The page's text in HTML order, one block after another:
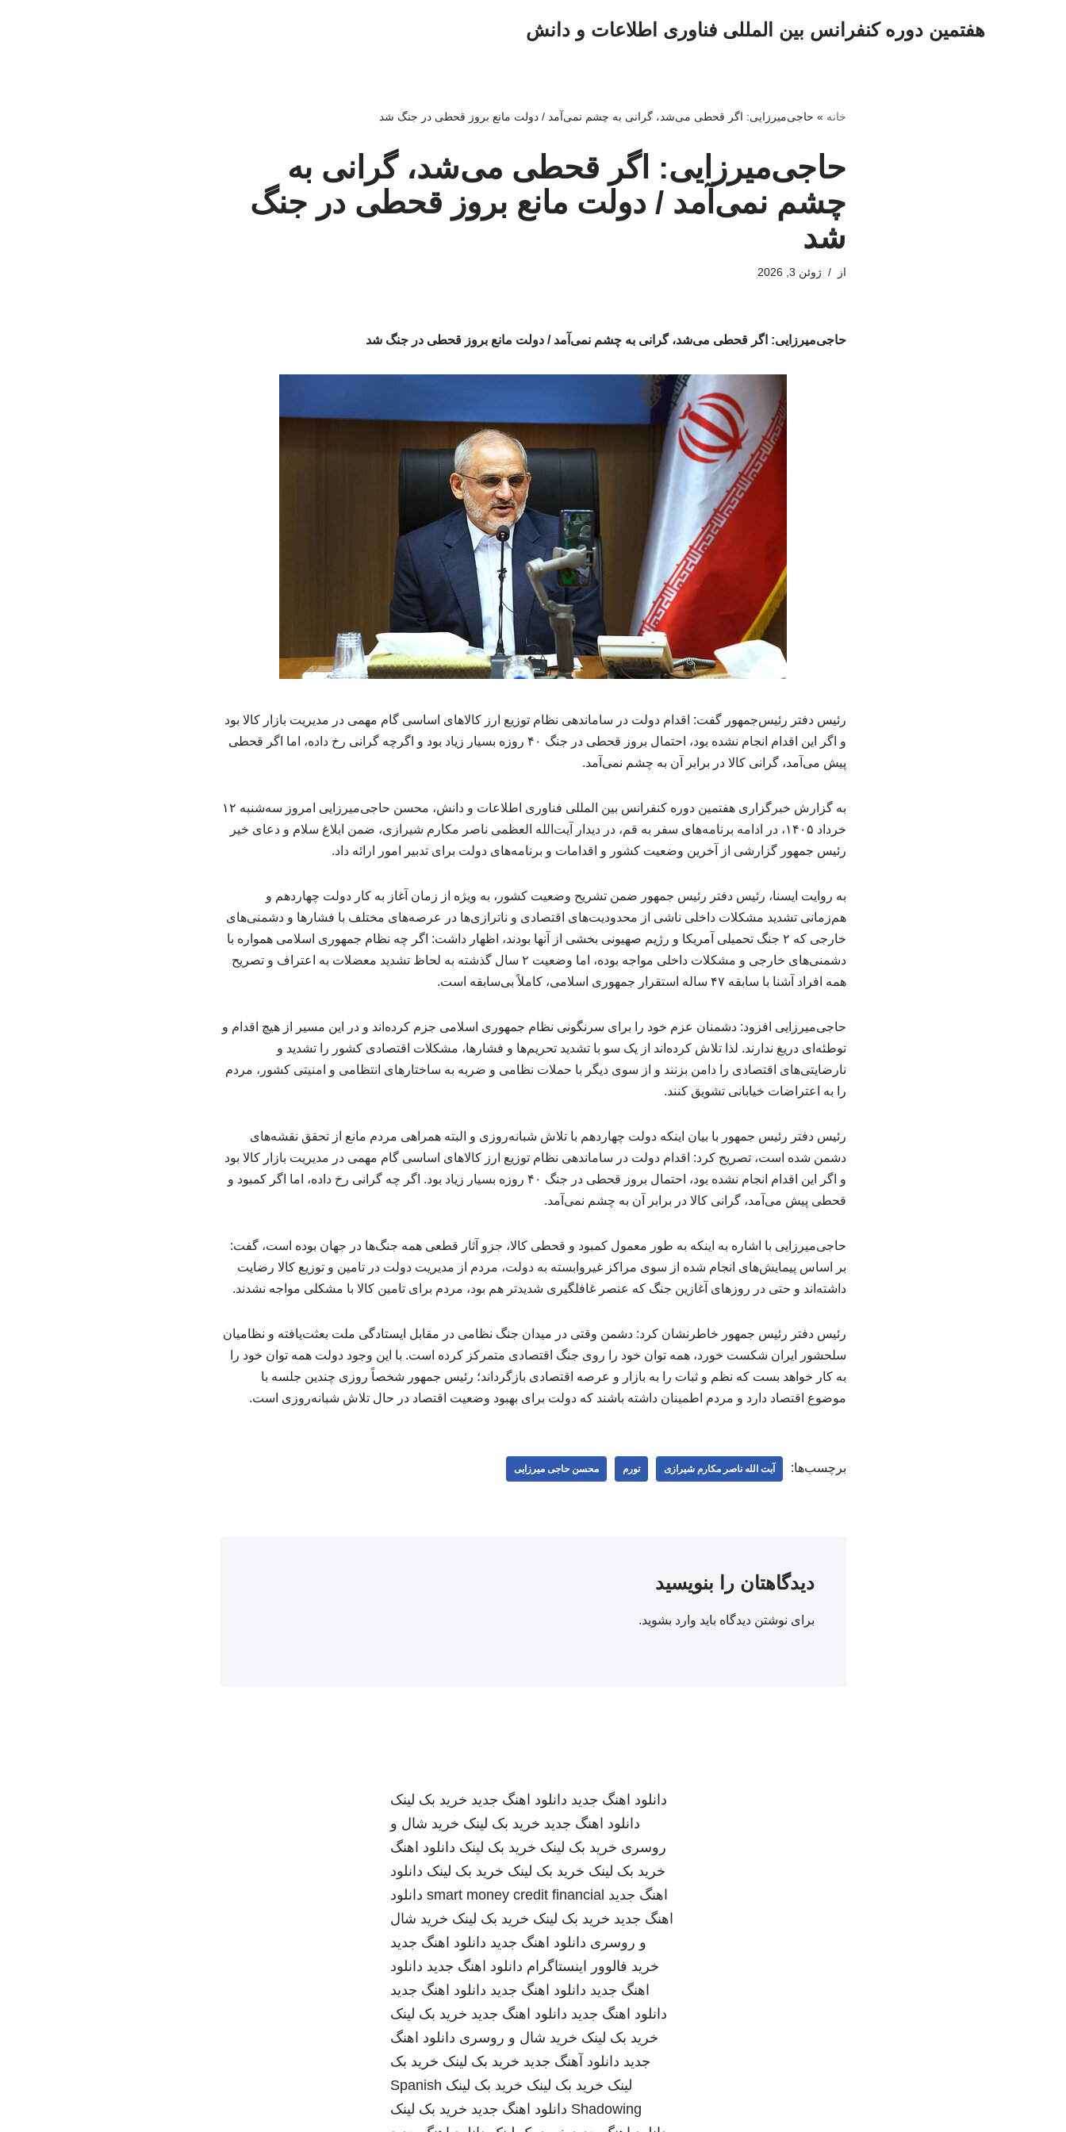
هفتمین دوره کنفرانس بین المللی فناوری اطلاعات و دانش
خانه » حاجی‌میرزایی: اگر قحطی می‌شد، گرانی به چشم نمی‌آمد / دولت مانع بروز قحطی در جنگ شد
حاجی‌میرزایی: اگر قحطی می‌شد، گرانی به
چشم نمی‌آمد / دولت مانع بروز قحطی در جنگ
شد
از ژوئن 3, 2026
حاجی‌میرزایی: اگر قحطی می‌شد، گرانی به چشم نمی‌آمد / دولت مانع بروز قحطی در جنگ شد
رئیس دفتر رئیس‌جمهور گفت: اقدام دولت در ساماندهی نظام توزیع ارز کالاهای اساسی گام مهمی در مدیریت بازار کالا بود
و اگر این اقدام انجام نشده بود، احتمال بروز قحطی در جنگ ۴۰ روزه بسیار زیاد بود و اگرچه گرانی رخ داده، اما اگر قحطی
پیش می‌آمد، گرانی کالا در برابر آن به چشم نمی‌آمد.
به گزارش خبرگزاری هفتمین دوره کنفرانس بین المللی فناوری اطلاعات و دانش، محسن حاجی‌میرزایی امروز سه‌شنبه ۱۲
خرداد ۱۴۰۵، در ادامه برنامه‌های سفر به قم، در دیدار آیت‌الله العظمی ناصر مکارم شیرازی، ضمن ابلاغ سلام و دعای خیر
رئیس جمهور گزارشی از آخرین وضعیت کشور و اقدامات و برنامه‌های دولت برای تدبیر امور ارائه داد.
به روایت ایسنا، رئیس دفتر رئیس جمهور ضمن تشریح وضعیت کشور، به ویژه از زمان آغاز به کار دولت چهاردهم و
هم‌زمانی تشدید مشکلات داخلی ناشی از محدودیت‌های اقتصادی و ناترازی‌ها در عرصه‌های مختلف با فشارها و دشمنی‌های
خارجی که ۲ جنگ تحمیلی آمریکا و رژیم صهیونی بخشی از آنها بودند، اظهار داشت: اگر چه نظام جمهوری اسلامی همواره با
دشمنی‌های خارجی و مشکلات داخلی مواجه بوده، اما وضعیت ۲ سال گذشته به لحاظ تشدید معضلات به اعتراف و تصریح
همه افراد آشنا با سابقه ۴۷ ساله استقرار جمهوری اسلامی، کاملاً بی‌سابقه است.
حاجی‌میرزایی افزود: دشمنان عزم خود را برای سرنگونی نظام جمهوری اسلامی جزم کرده‌اند و در این مسیر از هیچ اقدام و
توطئه‌ای دریغ ندارند. لذا تلاش کرده‌اند از یک سو با تشدید تحریم‌ها و فشارها، مشکلات اقتصادی کشور را تشدید و
نارضایتی‌های اقتصادی را دامن بزنند و از سوی دیگر با حملات نظامی و ضربه به ساختارهای انتظامی و امنیتی کشور، مردم
را به اعتراضات خیابانی تشویق کنند.
رئیس دفتر رئیس جمهور با بیان اینکه دولت چهاردهم با تلاش شبانه‌روزی و البته همراهی مردم مانع از تحقق نقشه‌های
دشمن شده است، تصریح کرد: اقدام دولت در ساماندهی نظام توزیع ارز کالاهای اساسی گام مهمی در مدیریت بازار کالا بود
و اگر این اقدام انجام نشده بود، احتمال بروز قحطی در جنگ ۴۰ روزه بسیار زیاد بود. اگر چه گرانی رخ داده، اما اگر کمبود و
قحطی پیش می‌آمد، گرانی کالا در برابر آن به چشم نمی‌آمد.
حاجی‌میرزایی با اشاره به اینکه به طور معمول کمبود و قحطی کالا، جزو آثار قطعی همه جنگ‌ها در جهان بوده است، گفت:
بر اساس پیمایش‌های انجام شده از سوی مراکز غیروابسته به دولت، مردم از مدیریت دولت در تامین و توزیع کالا رضایت
داشته‌اند و حتی در روزهای آغازین جنگ که عنصر غافلگیری شدیدتر هم بود، مردم برای تامین کالا با مشکلی مواجه نشدند.
رئیس دفتر رئیس جمهور خاطرنشان کرد: دشمن وقتی در میدان جنگ نظامی در مقابل ایستادگی ملت بعثت‌یافته و نظامیان
سلحشور ایران شکست خورد، همه توان خود را روی جنگ اقتصادی متمرکز کرده است. با این وجود دولت همه توان خود را
به کار خواهد بست که نظم و ثبات را به بازار و عرصه اقتصادی بازگرداند؛ رئیس جمهور شخصاً روزی چندین جلسه با
موضوع اقتصاد دارد و مردم اطمینان داشته باشند که دولت برای بهبود وضعیت اقتصاد در حال تلاش شبانه‌روزی است.
برچسب‌ها: آیت الله ناصر مکارم شیرازی تورم محسن حاجی میرزایی
دیدگاهتان را بنویسید
برای نوشتن دیدگاه باید وارد بشوید.
دانلود اهنگ جدید دانلود اهنگ جدید خرید بک لینک
دانلود اهنگ جدید خرید بک لینک خرید شال و
روسری خرید بک لینک خرید بک لینک دانلود اهنگ
خرید بک لینک خرید بک لینک خرید بک لینک دانلود
اهنگ جدید smart money credit financial دانلود
اهنگ جدید خرید بک لینک خرید بک لینک خرید شال
و روسری دانلود اهنگ جدید دانلود اهنگ جدید
خرید فالوور اینستاگرام دانلود اهنگ جدید دانلود
اهنگ جدید دانلود اهنگ جدید دانلود اهنگ جدید
دانلود اهنگ جدید دانلود اهنگ جدید خرید بک لینک
خرید بک لینک خرید شال و روسری دانلود اهنگ
جدید دانلود آهنگ جدید خرید بک لینک خرید بک
لینک خرید بک لینک خرید بک لینک Spanish
Shadowing دانلود اهنگ جدید خرید بک لینک